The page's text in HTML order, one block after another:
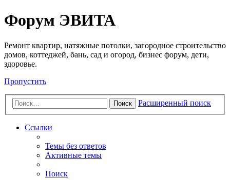
Регистрация
Форум ЭВИТА
Ремонт квартир, натяжные потолки, загородное строительство
домов, коттеджей, бань, сад и огород, бизнес форум, дети,
здоровье.
Пропустить
Поиск Расширенный поиск
Ссылки
Темы без ответов
Активные темы
Поиск